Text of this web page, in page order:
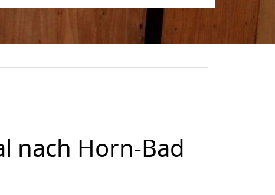
nach Horn-Bad